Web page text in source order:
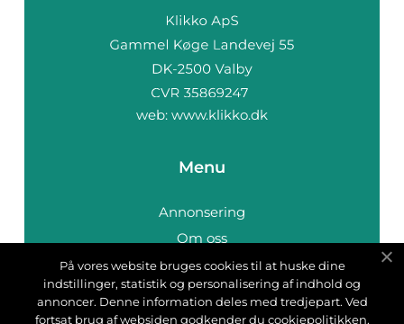
web: www.klikko.dk
Menu
Annonsering
Om oss
Cookies
Kontakta oss
Sitemap
På vores website bruges cookies til at huske dine
indstillinger, statistik og personalisering af indhold og
annoncer. Denne information deles med tredjepart. Ved
fortsat brug af websiden godkender du cookiepolitikken.